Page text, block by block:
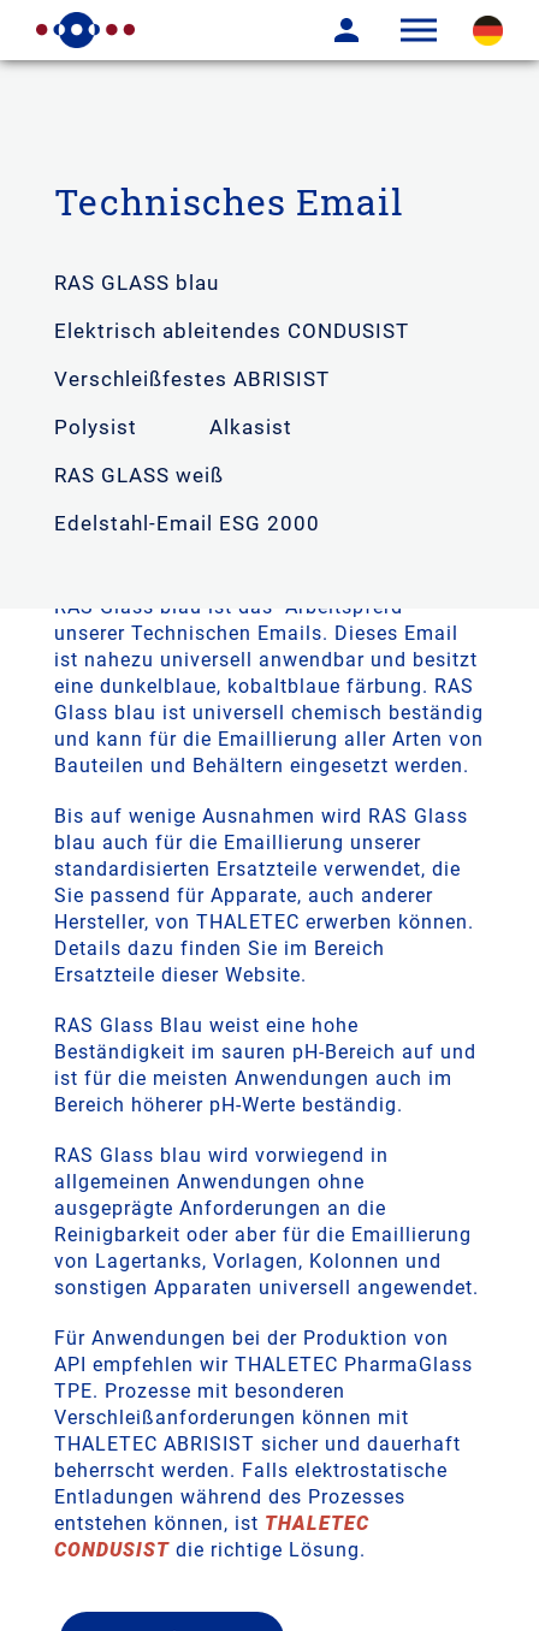
Technisches Email
RAS GLASS blau
Elektrisch ableitendes CONDUSIST
Verschleißfestes ABRISIST
Polysist
Alkasist
RAS GLASS weiß
Edelstahl-Email ESG 2000
Universell beständiges Ras Glass
RAS Glass blau ist das "Arbeitspferd"
unserer Technischen Emails. Dieses Email
ist nahezu universell anwendbar und besitzt
eine dunkelblaue, kobaltblaue färbung. RAS
Glass blau ist universell chemisch beständig
und kann für die Emaillierung aller Arten von
Bauteilen und Behältern eingesetzt werden.
Bis auf wenige Ausnahmen wird RAS Glass
blau auch für die Emaillierung unserer
standardisierten Ersatzteile verwendet, die
Sie passend für Apparate, auch anderer
Hersteller, von THALETEC erwerben können.
Details dazu finden Sie im Bereich
Ersatzteile dieser Website.
RAS Glass Blau weist eine hohe
Beständigkeit im sauren pH-Bereich auf und
ist für die meisten Anwendungen auch im
Bereich höherer pH-Werte beständig.
RAS Glass blau wird vorwiegend in
allgemeinen Anwendungen ohne
ausgeprägte Anforderungen an die
Reinigbarkeit oder aber für die Emaillierung
von Lagertanks, Vorlagen, Kolonnen und
sonstigen Apparaten universell angewendet.
Für Anwendungen bei der Produktion von
API empfehlen wir THALETEC PharmaGlass
TPE. Prozesse mit besonderen
Verschleißanforderungen können mit
THALETEC ABRISIST sicher und dauerhaft
beherrscht werden. Falls elektrostatische
Entladungen während des Prozesses
entstehen können, ist THALETEC
CONDUSIST die richtige Lösung.